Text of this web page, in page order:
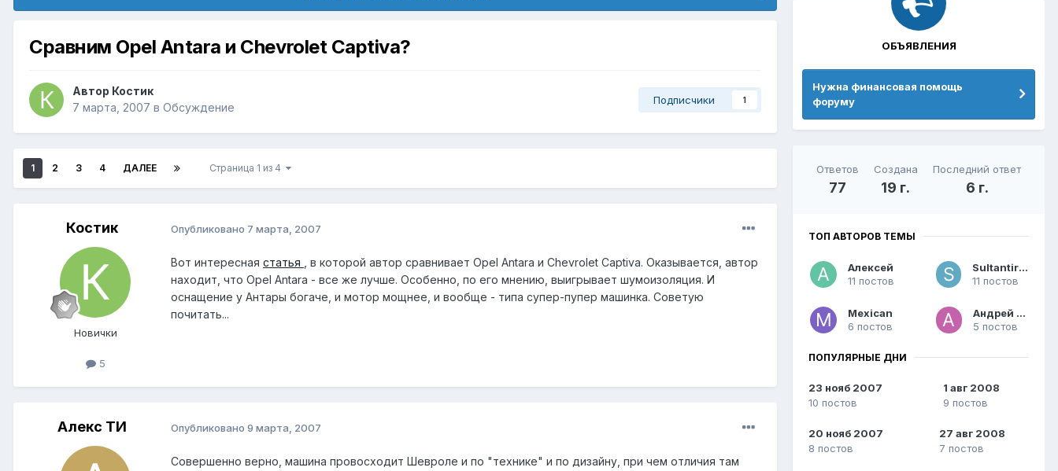
Сравним Opel Antara и Chevrolet Captiva?
Автор Костик
7 марта, 2007 в Обсуждение
Подписчики 1
1 2 3 4 ДАЛЕЕ Страница 1 из 4
Костик
Новички
5
Опубликовано 7 марта, 2007
Вот интересная статья
, в которой автор сравнивает Opel Antara и Chevrolet Captiva. Оказывается, автор
находит, что Opel Antara - все же лучше. Особенно, по его мнению, выигрывает шумоизоляция. И
оснащение у Антары богаче, и мотор мощнее, и вообще - типа супер-пупер машинка. Советую
почитать...
Алекс ТИ Опубликовано 9 марта, 2007
Совершенно верно, машина провосходит Шевроле и по "технике" и по дизайну, при чем отличия там
ОБЪЯВЛЕНИЯ
Нужна финансовая помощь
форуму
Ответов
77
Создана
19 г.
Последний ответ
6 г.
ТОП АВТОРОВ ТЕМЫ
Алексей
11 постов
Sultantiran
11 постов
Mexican
6 постов
Андрей V6
5 постов
ПОПУЛЯРНЫЕ ДНИ
23 нояб 2007
10 постов
1 авг 2008
9 постов
20 нояб 2007
8 постов
27 авг 2008
7 постов